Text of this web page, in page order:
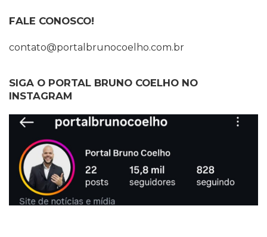
FALE CONOSCO!
contato@portalbrunocoelho.com.br
SIGA O PORTAL BRUNO COELHO NO
INSTAGRAM